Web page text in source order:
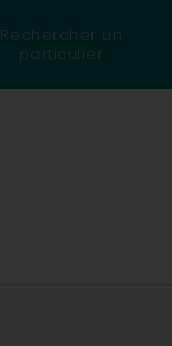
Rechercher un
particulier